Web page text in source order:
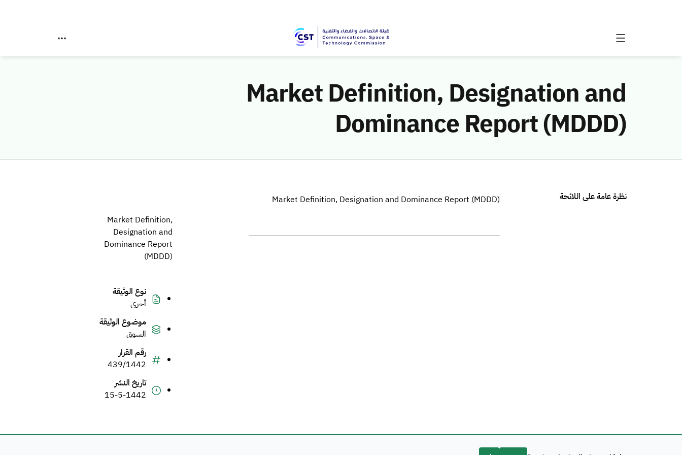
Market Definition, Designation and
Dominance Report (MDDD)
نظرة عامة على اللائحة
Market Definition, Designation and Dominance Report (MDDD)
Market Definition,
Designation and
Dominance Report
(MDDD)
نوع الوثيقة
أخرى
موضوع الوثيقة
السوق
رقم القرار
439/1442
تاريخ النشر
15-5-1442